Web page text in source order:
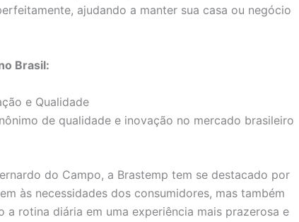
ajudando a manter sua casa ou negócio
Brasil:
e Qualidade
de qualidade e inovação no mercado brasileiro
do Campo, a Brastemp tem se destacado por
às necessidades dos consumidores, mas também
a rotina diária em uma experiência mais prazerosa e